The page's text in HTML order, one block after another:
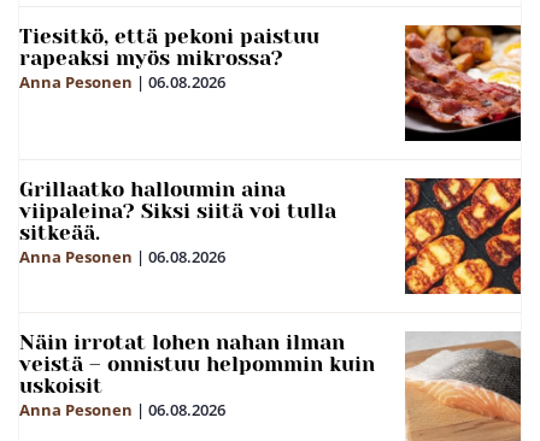
Tiesitkö, että pekoni paistuu
rapeaksi myös mikrossa?
Anna Pesonen | 06.08.2026
Grillaatko halloumin aina
viipaleina? Siksi siitä voi tulla
sitkeää.
Anna Pesonen | 06.08.2026
Näin irrotat lohen nahan ilman
veistä – onnistuu helpommin kuin
uskoisit
Anna Pesonen | 06.08.2026